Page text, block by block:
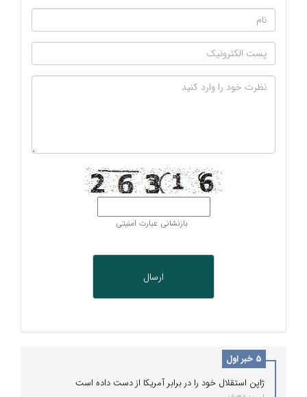
بازنشانی عبارت امنیتی
5 خبر اول
ژاپن استقلال خود را در برابر آمریکا از دست داده است